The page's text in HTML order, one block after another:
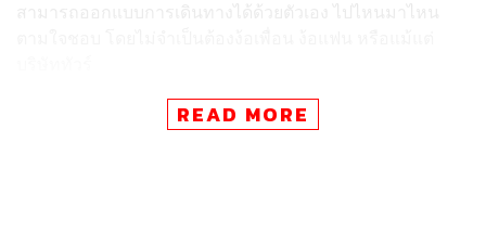
READ MORE